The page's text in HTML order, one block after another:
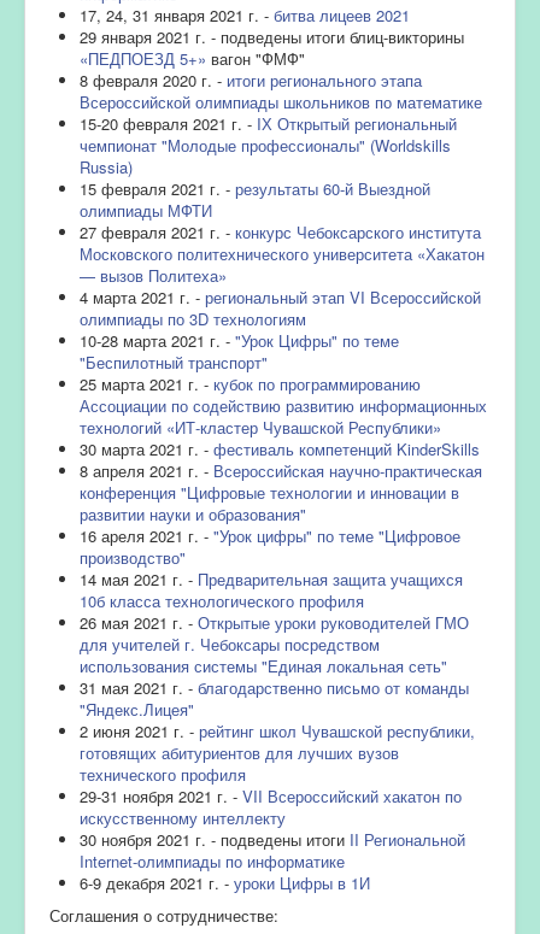
17, 24, 31 января 2021 г. - битва лицеев 2021
29 января 2021 г. - подведены итоги блиц-викторины
«ПЕДПОЕЗД 5+» вагон "ФМФ"
8 февраля 2020 г. - итоги регионального этапа
Всероссийской олимпиады школьников по математике
15-20 февраля 2021 г. - IХ Открытый региональный
чемпионат "Молодые профессионалы" (Worldskills
Russia)
15 февраля 2021 г. - результаты 60-й Выездной
олимпиады МФТИ
27 февраля 2021 г. - конкурс Чебоксарского института
Московского политехнического университета «Хакатон
— вызов Политеха»
4 марта 2021 г. - региональный этап VI Всероссийской
олимпиады по 3D технологиям
10-28 марта 2021 г. - "Урок Цифры" по теме
"Беспилотный транспорт"
25 марта 2021 г. - кубок по программированию
Ассоциации по содействию развитию информационных
технологий «ИТ-кластер Чувашской Республики»
30 марта 2021 г. - фестиваль компетенций KinderSkills
8 апреля 2021 г. - Всероссийская научно-практическая
конференция "Цифровые технологии и инновации в
развитии науки и образования"
16 ареля 2021 г. - "Урок цифры" по теме "Цифровое
производство"
14 мая 2021 г. - Предварительная защита учащихся
10б класса технологического профиля
26 мая 2021 г. - Открытые уроки руководителей ГМО
для учителей г. Чебоксары посредством
использования системы "Единая локальная сеть"
31 мая 2021 г. - благодарственно письмо от команды
"Яндекс.Лицея"
2 июня 2021 г. - рейтинг школ Чувашской республики,
готовящих абитуриентов для лучших вузов
технического профиля
29-31 ноября 2021 г. - VII Всероссийский хакатон по
искусственному интеллекту
30 ноября 2021 г. - подведены итоги II Региональной
Internet-олимпиады по информатике
6-9 декабря 2021 г. - уроки Цифры в 1И
Соглашения о сотрудничестве: